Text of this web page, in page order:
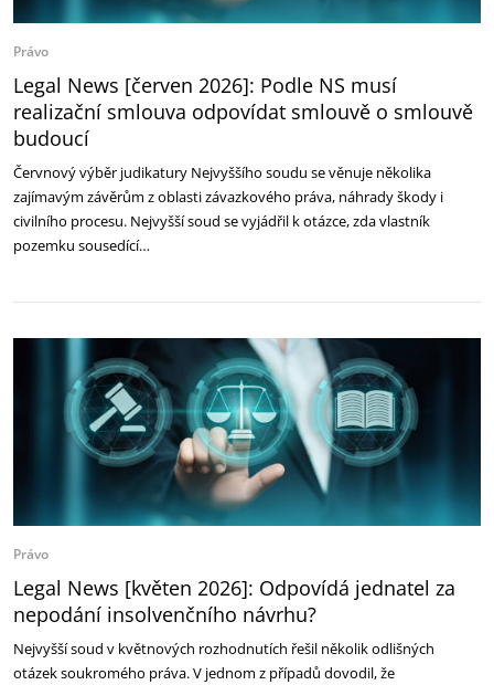
Právo
Legal News [červen 2026]: Podle NS musí
realizační smlouva odpovídat smlouvě o smlouvě
budoucí
Červnový výběr judikatury Nejvyššího soudu se věnuje několika
zajímavým závěrům z oblasti závazkového práva, náhrady škody i
civilního procesu. Nejvyšší soud se vyjádřil k otázce, zda vlastník
pozemku sousedící…
Právo
Legal News [květen 2026]: Odpovídá jednatel za
nepodání insolvenčního návrhu?
Nejvyšší soud v květnových rozhodnutích řešil několik odlišných
otázek soukromého práva. V jednom z případů dovodil, že